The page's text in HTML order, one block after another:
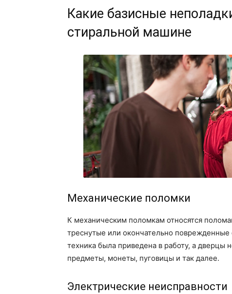
Какие базисные
стиральной машине
Механические поломки
К механическим поломкам относятся
треснутые или окончательно поврежденные
техника была приведена в работу, а дверцы
предметы, монеты, пуговицы и так далее.
Электрические неисправности